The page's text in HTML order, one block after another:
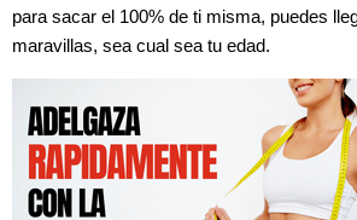
para sacar el 100% de ti misma, puedes
maravillas, sea cual sea tu edad.